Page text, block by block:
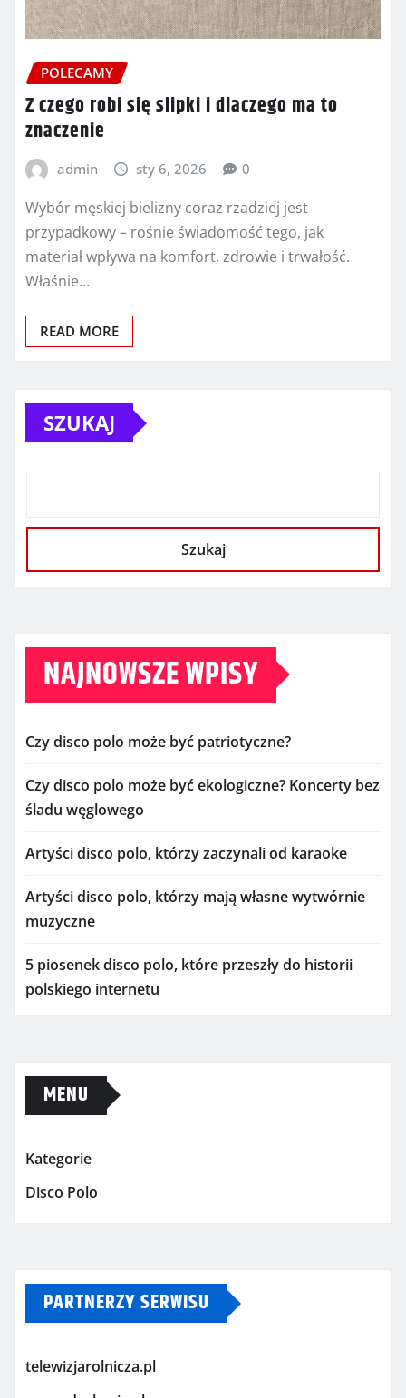
POLECAMY
Z czego robi się slipki i dlaczego ma to
znaczenie
admin sty 6, 2026 0
Wybór męskiej bielizny coraz rzadziej jest
przypadkowy – rośnie świadomość tego, jak
materiał wpływa na komfort, zdrowie i trwałość.
Właśnie…
READ MORE
SZUKAJ
Szukaj
NAJNOWSZE WPISY
Czy disco polo może być patriotyczne?
Czy disco polo może być ekologiczne? Koncerty bez
śladu węglowego
Artyści disco polo, którzy zaczynali od karaoke
Artyści disco polo, którzy mają własne wytwórnie
muzyczne
5 piosenek disco polo, które przeszły do historii
polskiego internetu
MENU
Kategorie
Disco Polo
PARTNERZY SERWISU
telewizjarolnicza.pl